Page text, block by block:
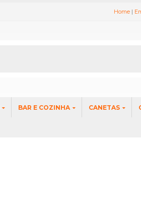
Home |
BAR E COZINHA CANETAS